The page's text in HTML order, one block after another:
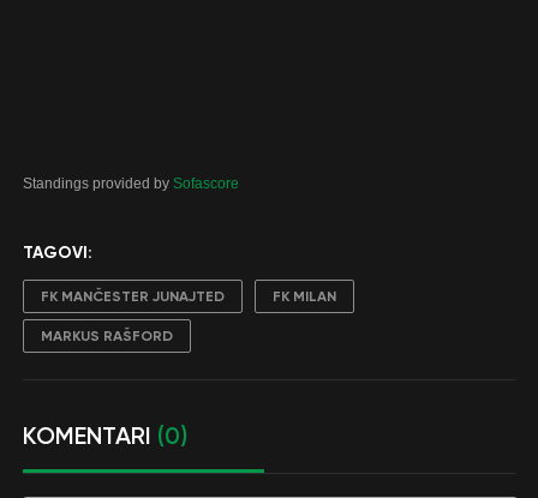
Standings provided by Sofascore
TAGOVI:
FK MANČESTER JUNAJTED FK MILAN
MARKUS RAŠFORD
KOMENTARI (0)